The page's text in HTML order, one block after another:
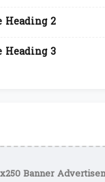
Heading 2
Heading 3
Banner